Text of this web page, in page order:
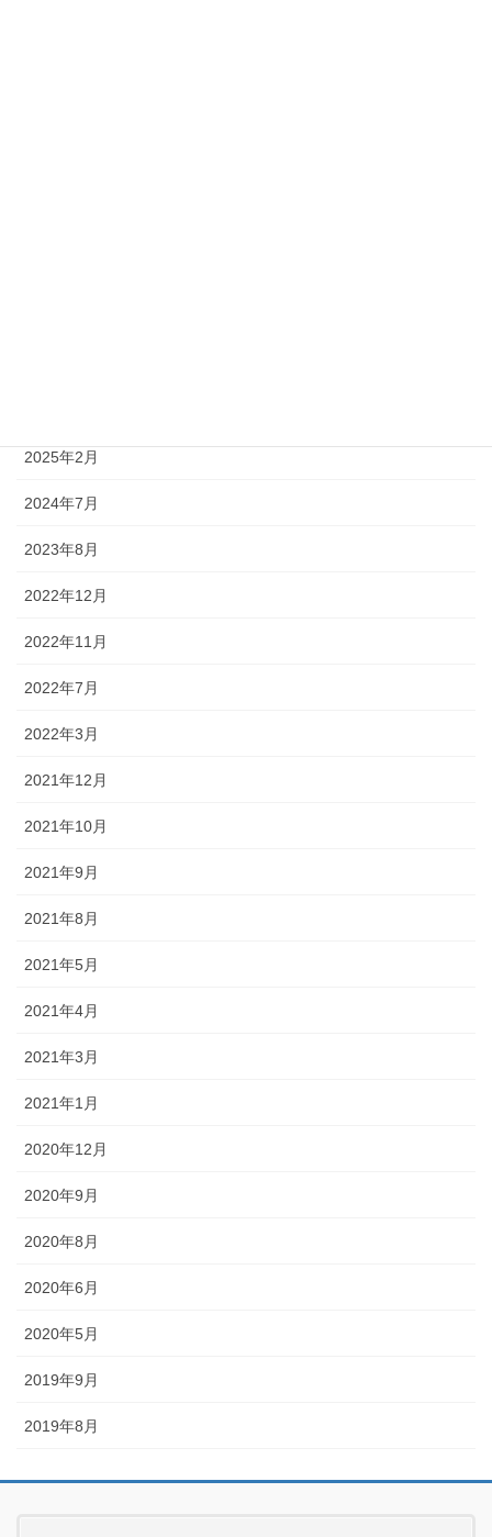
2025年2月
2024年7月
2023年8月
2022年12月
2022年11月
2022年7月
2022年3月
2021年12月
2021年10月
2021年9月
2021年8月
2021年5月
2021年4月
2021年3月
2021年1月
2020年12月
2020年9月
2020年8月
2020年6月
2020年5月
2019年9月
2019年8月